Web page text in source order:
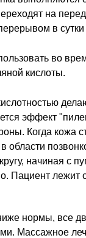
на
в
во
кислоты.
эффект
Когда кожа
области
начиная с
Пациент лежит
нормы, все
Массажное